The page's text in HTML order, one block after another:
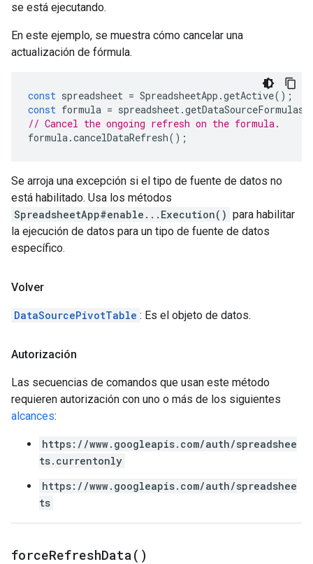
se está ejecutando.
En este ejemplo, se muestra cómo cancelar una
actualización de fórmula.
const spreadsheet = SpreadsheetApp .getActive();
const formula = spreadsheet.getDataSourceFormulas
// Cancel the ongoing refresh on the formula.
formula.cancelDataRefresh();
Se arroja una excepción si el tipo de fuente de datos no
está habilitado. Usa los métodos
SpreadsheetApp#enable...Execution() para habilitar
la ejecución de datos para un tipo de fuente de datos
específico.
Volver
DataSourcePivotTable : Es el objeto de datos.
Autorización
Las secuencias de comandos que usan este método
requieren autorización con uno o más de los siguientes
alcances:
https://www.googleapis.com/auth/spreadshee
ts.currentonly
https://www.googleapis.com/auth/spreadshee
ts
forceRefreshData( )